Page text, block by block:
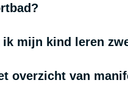
mijn kind leren
overzicht van